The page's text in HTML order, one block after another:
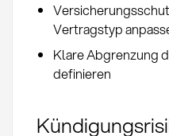
Vertragstyp
Klare Abgrenzung
definieren